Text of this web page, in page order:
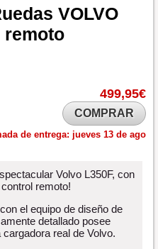
VOLVO
remoto
499,95€
COMPRAR
de entrega: jueves 13 de ago
Volvo L350F, con
remoto!
el equipo de diseño de
detallado posee
real de Volvo.